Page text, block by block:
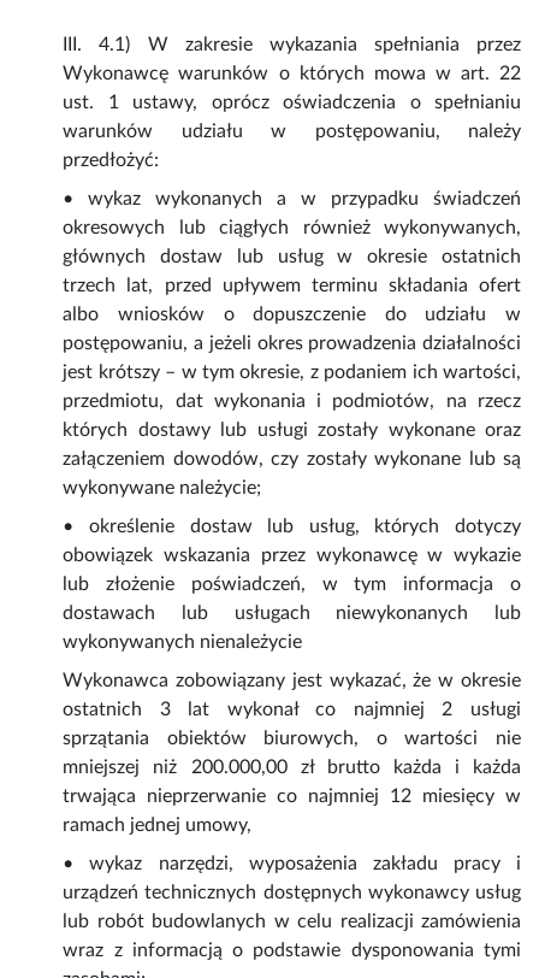
III. 4.1) W zakresie wykazania spełniania przez
Wykonawcę warunków o których mowa w art. 22
ust. 1 ustawy, oprócz oświadczenia o spełnianiu
warunków udziału w postępowaniu, należy
przedłożyć:
• wykaz wykonanych a w przypadku świadczeń
okresowych lub ciągłych również wykonywanych,
głównych dostaw lub usług w okresie ostatnich
trzech lat, przed upływem terminu składania ofert
albo wniosków o dopuszczenie do udziału w
postępowaniu, a jeżeli okres prowadzenia działalności
jest krótszy – w tym okresie, z podaniem ich wartości,
przedmiotu, dat wykonania i podmiotów, na rzecz
których dostawy lub usługi zostały wykonane oraz
załączeniem dowodów, czy zostały wykonane lub są
wykonywane należycie;
• określenie dostaw lub usług, których dotyczy
obowiązek wskazania przez wykonawcę w wykazie
lub złożenie poświadczeń, w tym informacja o
dostawach lub usługach niewykonanych lub
wykonywanych nienależycie
Wykonawca zobowiązany jest wykazać, że w okresie
ostatnich 3 lat wykonał co najmniej 2 usługi
sprzątania obiektów biurowych, o wartości nie
mniejszej niż 200.000,00 zł brutto każda i każda
trwająca nieprzerwanie co najmniej 12 miesięcy w
ramach jednej umowy,
• wykaz narzędzi, wyposażenia zakładu pracy i
urządzeń technicznych dostępnych wykonawcy usług
lub robót budowlanych w celu realizacji zamówienia
wraz z informacją o podstawie dysponowania tymi